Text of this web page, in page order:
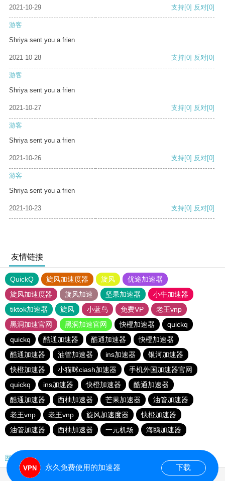
2021-10-29 支持[0] 反对[0]
游客
Shriya sent you a frien
2021-10-28 支持[0] 反对[0]
游客
Shriya sent you a frien
2021-10-27 支持[0] 反对[0]
游客
Shriya sent you a frien
2021-10-26 支持[0] 反对[0]
游客
Shriya sent you a frien
2021-10-23 支持[0] 反对[0]
友情链接
QuickQ 旋风加速度器 旋风
优途加速器
旋风加速度器
旋风加速 坚果加速器
小牛加速器
tiktok加速器
旋风 小蓝鸟 免费VP
老王vnp
黑洞加速官网
黑洞加速官网 快橙加速器
quickq
quickq
酷通加速器 酷通加速器
快橙加速器
酷通加速器
油管加速器 ins加速器
银河加速器
快橙加速器
小猫咪ciash加速器
手机外国加速器官网
quickq
ins加速器 快橙加速器
酷通加速器
酷通加速器
西柚加速器 芒果加速器
油管加速器
老王vnp
老王vnp 旋风加速度器
快橙加速器
油管加速器
西柚加速器 一元机场 海鸥加速器
网站地图
永久免费使用的加速器 下载